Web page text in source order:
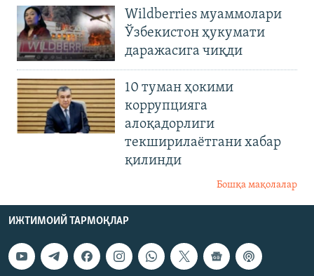
Wildberries муаммолари
Ўзбекистон ҳукумати
даражасига чиқди
10 туман ҳокими
коррупцияга
алоқадорлиги
текширилаётгани хабар
қилинди
Бошқа мақолалар
ИЖТИМОИЙ ТАРМОҚЛАР